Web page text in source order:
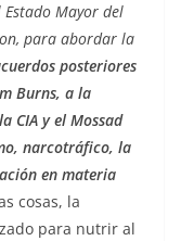
Estado Mayor del
para abordar la
posteriores
Burns, a la
CIA y el Mossad
narcotráfico, la
en materia
cosas, la
para nutrir al